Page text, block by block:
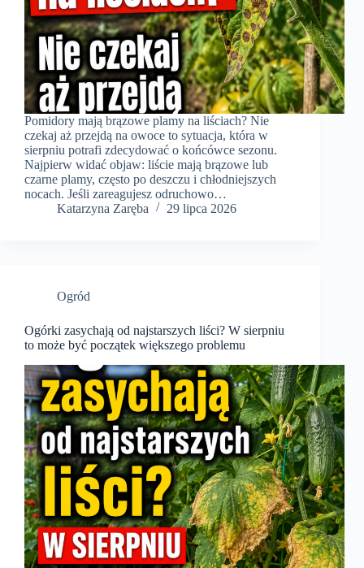
Pomidory mają brązowe plamy na liściach? Nie
czekaj aż przejdą na owoce to sytuacja, która w
sierpniu potrafi zdecydować o końcówce sezonu.
Najpierw widać objaw: liście mają brązowe lub
czarne plamy, często po deszczu i chłodniejszych
nocach. Jeśli zareagujesz odruchowo…
Katarzyna Zaręba
29 lipca 2026
Ogród
Ogórki zasychają od najstarszych liści? W sierpniu
to może być początek większego problemu